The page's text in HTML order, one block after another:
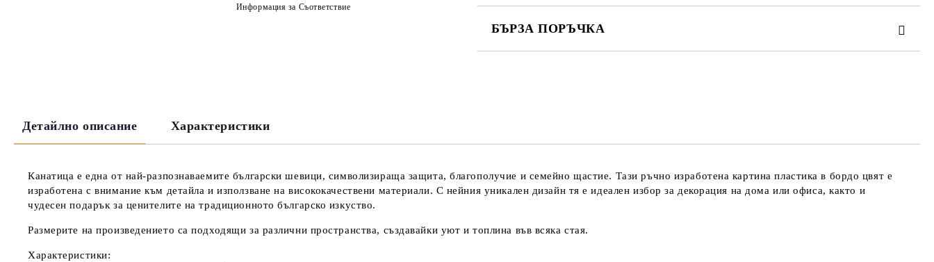
БЪРЗА ПОРЪЧКА
Информация за Съответствие
Детайлно описание Характеристики
Канатица е една от най-разпознаваемите български шевици, символизираща защита, благополучие и семейно щастие. Тази ръчно изработена картина пластика в бордо цвят е
изработена с внимание към детайла и използване на висококачествени материали. С нейния уникален дизайн тя е идеален избор за декорация на дома или офиса, както и
чудесен подарък за ценителите на традиционното българско изкуство.
Размерите на произведението са подходящи за различни пространства, създавайки уют и топлина във всяка стая.
Характеристики: